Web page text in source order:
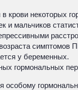
крови некоторых
и мальчиков
симптомов
у беременных.
гормональных
особому